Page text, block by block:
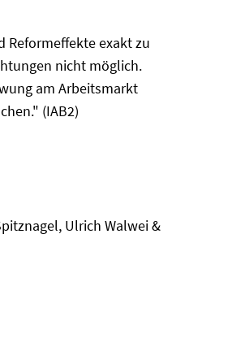
Reformeffekte exakt zu
nicht möglich.
am Arbeitsmarkt
(IAB2)
Ulrich Walwei &